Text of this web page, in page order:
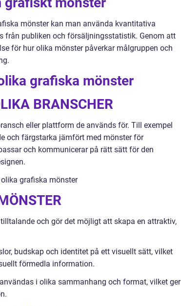
mönster kan man använda kvantitativa
från publiken och försäljningsstatistik. Genom att
för hur olika mönster påverkar målgruppen och
grafiska mönster
BRANSCHER
eller plattform de används för. Till exempel
och färgstarka jämfört med mönster för
och kommunicerar på rätt sätt för den
grafiska mönster
och gör det möjligt att skapa en attraktiv,
budskap och identitet på ett visuellt sätt, vilket
förmedla information.
i olika sammanhang och format, vilket ger